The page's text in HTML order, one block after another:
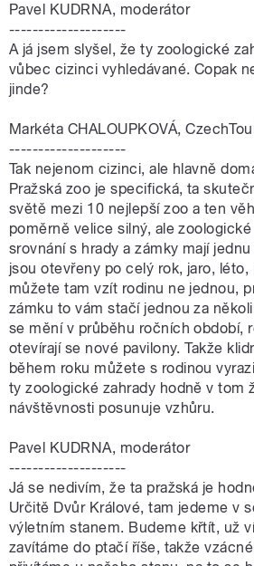
Pavel KUDRNA, moderátor
--------------------
A já jsem slyšel, že ty zoologické
vůbec cizinci vyhledávané. Copak
jinde?
Markéta CHALOUPKOVÁ,
--------------------
Tak nejenom cizinci, ale hlavně
Pražská zoo je specifická, ta
světě mezi 10 nejlepší zoo a ten
poměrně velice silný, ale
srovnání s hrady a zámky mají
jsou otevřeny po celý rok, jaro, léto,
můžete tam vzít rodinu ne jednou,
zámku to vám stačí jednou za
se mění v průběhu ročních období,
otevírají se nové pavilony. Takže
během roku můžete s rodinou
ty zoologické zahrady hodně v tom
návštěvnosti posunuje vzhůru.
Pavel KUDRNA, moderátor
--------------------
Já se nedivím, že ta pražská je
Určitě Dvůr Králové, tam jedeme v
výletním stanem. Budeme křtít, už
zavítáme do ptačí říše, takže